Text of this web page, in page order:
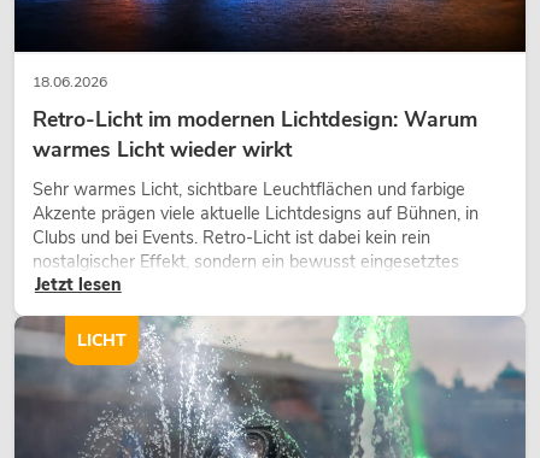
18.06.2026
Retro-Licht im modernen Lichtdesign: Warum
warmes Licht wieder wirkt
Sehr warmes Licht, sichtbare Leuchtflächen und farbige
Akzente prägen viele aktuelle Lichtdesigns auf Bühnen, in
Clubs und bei Events. Retro-Licht ist dabei kein rein
nostalgischer Effekt, sondern ein bewusst eingesetztes
Gestaltungsmittel: Es schafft Atmosphäre, gibt Szenen
wirken lassen.
Jetzt lesen
LICHT